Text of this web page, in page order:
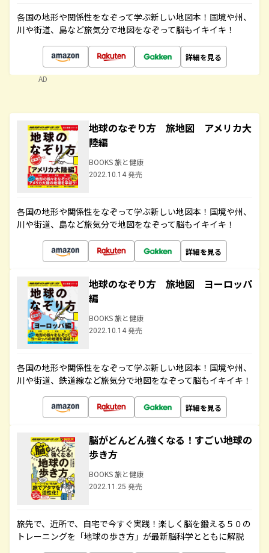
各国の地形や関係性をなぞって学ぶ新しい地図本！国境や州、
川や街道、島など旅気分で地図をなぞって脳もイキイキ！
詳細を見る
AD
地球のなぞり方 旅地図 アメリカ大
陸編
BOOKS 旅と健康
2022.10.14 発売
各国の地形や関係性をなぞって学ぶ新しい地図本！国境や州、
川や街道、島など旅気分で地図をなぞって脳もイキイキ！
詳細を見る
地球のなぞり方 旅地図 ヨーロッパ
編
BOOKS 旅と健康
2022.10.14 発売
各国の地形や関係性をなぞって学ぶ新しい地図本！国境や州、
川や街道、鉄道線など旅気分で地図をなぞって脳もイキイキ！
詳細を見る
脳がどんどん強くなる！すごい地球の
歩き方
BOOKS 旅と健康
2022.11.25 発売
旅先で、近所で、自宅で今すぐ実践！楽しく脳を鍛える５０の
トレーニングを「地球の歩き方」が最新脳科学とともに解説